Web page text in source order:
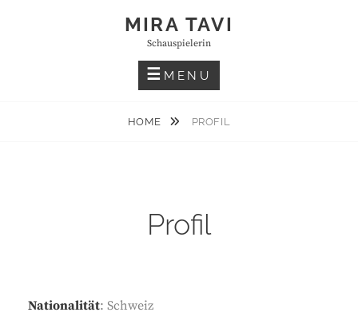
MIRA TAVI
Schauspielerin
MENU
HOME PROFIL
Profil
Nationalität: Schweiz